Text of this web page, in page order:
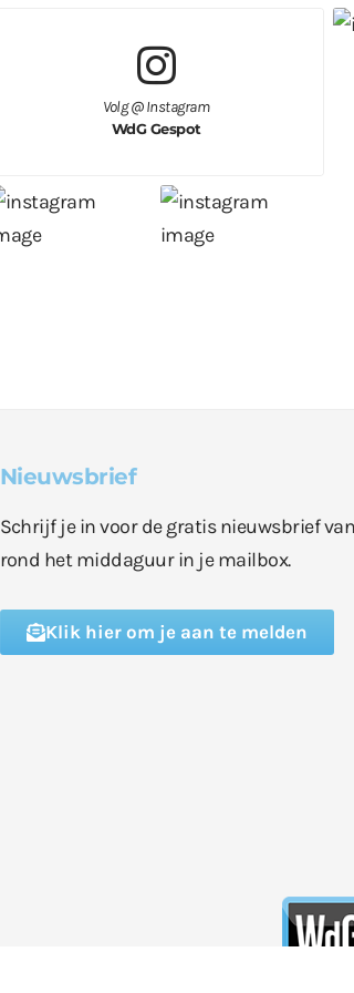
Volg @ Instagram
WdG Gespot
Nieuwsbrief
Schrijf je in voor de gratis nieuwsbrief
rond het middaguur in je mailbox.
Klik hier om je aan te melden